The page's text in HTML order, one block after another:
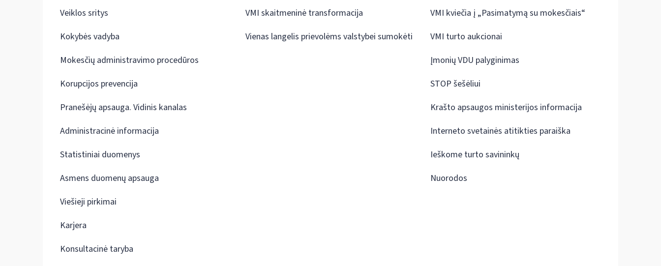
Veiklos sritys
Kokybės vadyba
Mokesčių administravimo procedūros
Korupcijos prevencija
Pranešėjų apsauga. Vidinis kanalas
Administracinė informacija
Statistiniai duomenys
Asmens duomenų apsauga
Viešieji pirkimai
Karjera
Konsultacinė taryba
VMI skaitmeninė transformacija
Vienas langelis prievolėms valstybei sumokėti
VMI kviečia į „Pasimatymą su mokesčiais“
VMI turto aukcionai
Įmonių VDU palyginimas
STOP šešėliui
Krašto apsaugos ministerijos informacija
Interneto svetainės atitikties paraiška
Ieškome turto savininkų
Nuorodos